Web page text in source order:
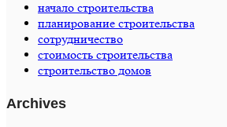
начало строительства
планирование строительства
сотрудничество
стоимость строительства
строительство домов
Archives